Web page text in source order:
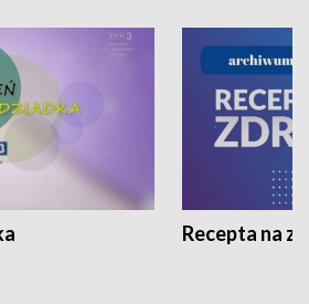
Recepta na